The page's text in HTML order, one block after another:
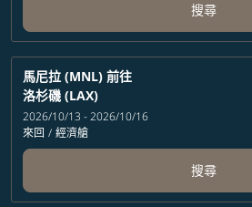
搜尋
馬尼拉 (MNL) 前往
洛杉磯 (LAX)
2026/10/13 - 2026/10/16
來回 / 經濟艙
搜尋